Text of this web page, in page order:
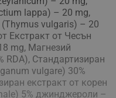
lappa) – 20 mg,
vulgaris) – 20
Екстракт от Чесън
mg, Магнезий
RDA), Стандартизиран
vulgare) 30%
екстракт от корен
5% джинджероли –